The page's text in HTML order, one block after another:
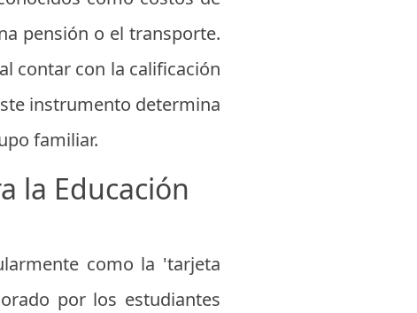
pensión o el transporte.
contar con la calificación
instrumento determina
familiar.
la Educación
como la 'tarjeta
por los estudiantes